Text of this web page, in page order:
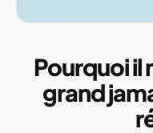
Pourquoi il
grand